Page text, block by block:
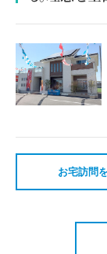
お宅訪問